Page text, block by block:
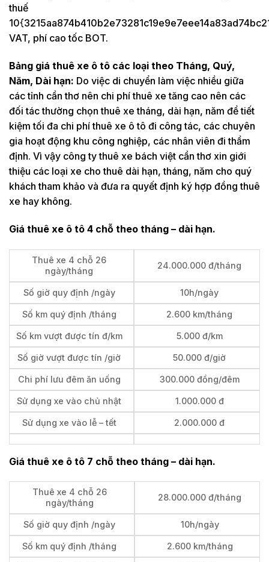
thuế
VAT, phí cao tốc BOT.
Bảng giá thuê xe ô tô các loại theo Tháng, Quý,
Năm, Dài hạn: Do việc di chuyển làm việc nhiều giữa
các tỉnh cần thơ nên chi phí thuê xe tăng cao nên các
đối tác thường chọn thuê xe tháng, dài hạn, năm để tiết
kiệm tối đa chi phí thuê xe ô tô đi công tác, các chuyên
gia hoạt động khu công nghiệp, các nhân viên đi thẩm
định. Vì vậy công ty thuê xe bách việt cần thơ xin giới
thiệu các loại xe cho thuê dài hạn, tháng, năm cho quý
khách tham khảo và đưa ra quyết định ký hợp đồng thuê
xe hay không.
Giá thuê xe ô tô 4 chỗ theo tháng – dài hạn.
Thuê xe 4 chỗ 26
ngày/tháng
24.000.000 đ/tháng
Số giờ quy định /ngày 10h/ngày
Số km quý định /tháng 2.600 km/tháng
Số km vượt được tín đ/km 5.000 đ/km
Số giờ vượt được tín /giờ 50.000 đ/giờ
Chi phí lưu đêm ăn uống 300.000 đồng/đêm
Sử dụng xe vào chủ nhật 1.000.000 đ
Sử dụng xe vào lễ – tết 2.000.000 đ
Giá thuê xe ô tô 7 chỗ theo tháng – dài hạn.
Thuê xe 4 chỗ 26
ngày/tháng
28.000.000 đ/tháng
Số giờ quy định /ngày 10h/ngày
Số km quý định /tháng 2.600 km/tháng